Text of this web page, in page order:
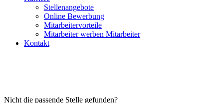
Stellenangebote
Online Bewerbung
Mitarbeitervorteile
Mitarbeiter werben Mitarbeiter
Kontakt
Nicht die passende Stelle gefunden?